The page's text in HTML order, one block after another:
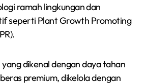
ramah lingkungan dan
seperti Plant Growth Promoting
dikenal dengan daya tahan
premium, dikelola dengan